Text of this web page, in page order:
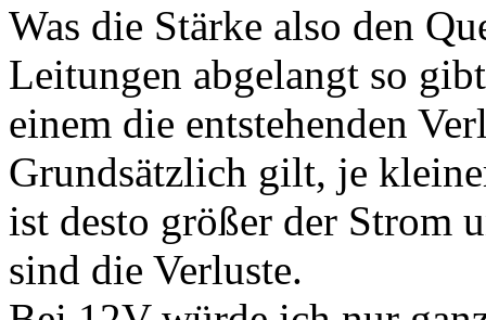
Was die Stärke also den
Leitungen abgelangt so
einem die entstehenden
Grundsätzlich gilt, je
ist desto größer der Strom
sind die Verluste.